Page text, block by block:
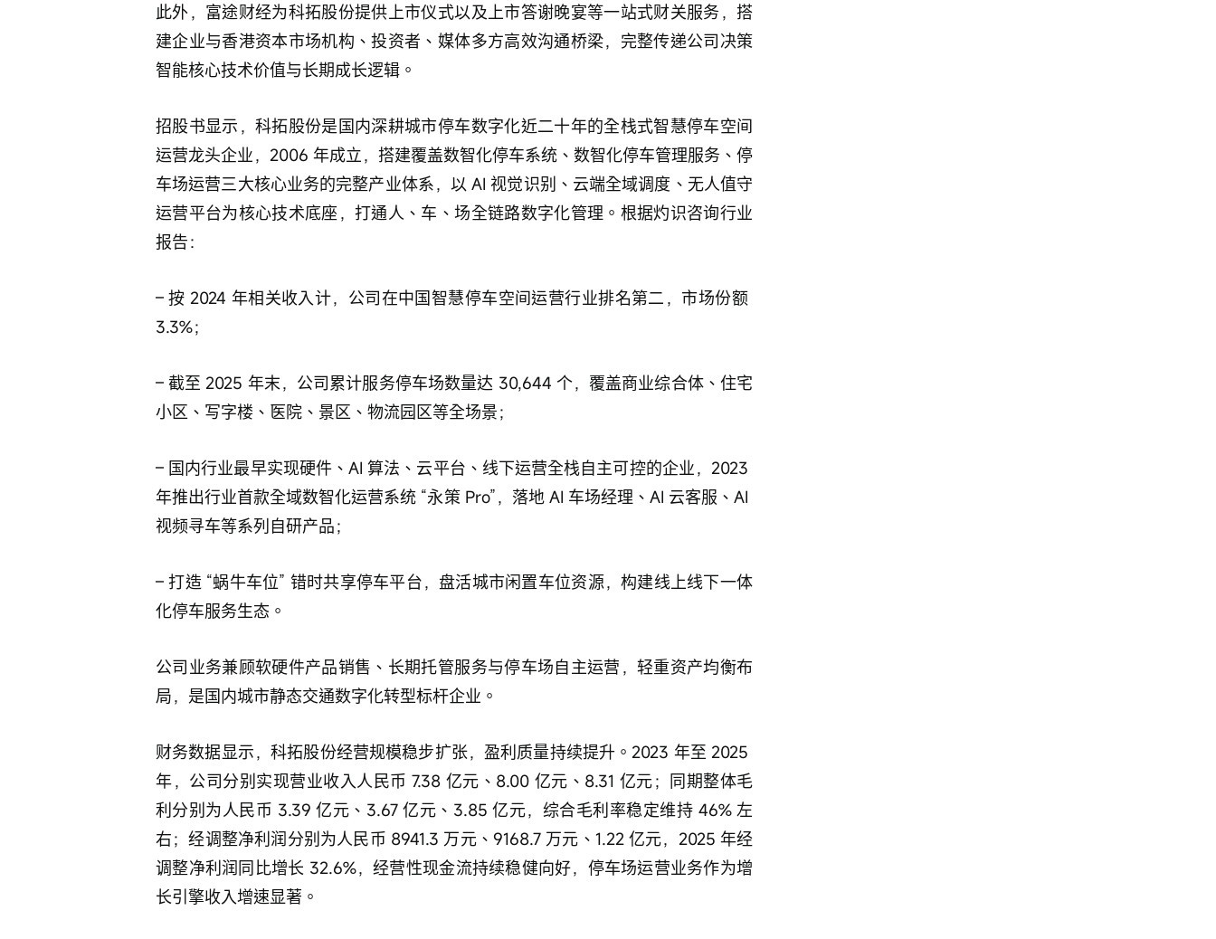
此外，富途财经为科拓股份提供上市仪式以及上市答谢晚宴等一站式财关服务，搭
建企业与香港资本市场机构、投资者、媒体多方高效沟通桥梁，完整传递公司决策
智能核心技术价值与长期成长逻辑。
招股书显示，科拓股份是国内深耕城市停车数字化近二十年的全栈式智慧停车空间
运营龙头企业，2006 年成立，搭建覆盖数智化停车系统、数智化停车管理服务、停
车场运营三大核心业务的完整产业体系，以 AI 视觉识别、云端全域调度、无人值守
运营平台为核心技术底座，打通人、车、场全链路数字化管理。根据灼识咨询行业
报告：
– 按 2024 年相关收入计，公司在中国智慧停车空间运营行业排名第二，市场份额
3.3%；
– 截至 2025 年末，公司累计服务停车场数量达 30,644 个，覆盖商业综合体、住宅
小区、写字楼、医院、景区、物流园区等全场景；
– 国内行业最早实现硬件、AI 算法、云平台、线下运营全栈自主可控的企业，2023
年推出行业首款全域数智化运营系统 “永策 Pro”，落地 AI 车场经理、AI 云客服、AI
视频寻车等系列自研产品；
– 打造 “蜗牛车位” 错时共享停车平台，盘活城市闲置车位资源，构建线上线下一体
化停车服务生态。
公司业务兼顾软硬件产品销售、长期托管服务与停车场自主运营，轻重资产均衡布
局，是国内城市静态交通数字化转型标杆企业。
财务数据显示，科拓股份经营规模稳步扩张，盈利质量持续提升。2023 年至 2025
年，公司分别实现营业收入人民币 7.38 亿元、8.00 亿元、8.31 亿元；同期整体毛
利分别为人民币 3.39 亿元、3.67 亿元、3.85 亿元，综合毛利率稳定维持 46% 左
右；经调整净利润分别为人民币 8941.3 万元、9168.7 万元、1.22 亿元，2025 年经
调整净利润同比增长 32.6%，经营性现金流持续稳健向好，停车场运营业务作为增
长引擎收入增速显著。